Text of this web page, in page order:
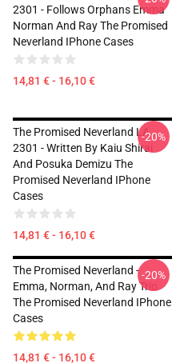
2301 - Follows Orphans Emma
Norman And Ray The Promised
Neverland IPhone Cases
14,81 € - 16,10 €
The Promised Neverland LA
2301 - Written By Kaiu Shirai
And Posuka Demizu The
Promised Neverland IPhone
Cases
14,81 € - 16,10 €
-20%
The Promised Neverland -
Emma, Norman, And Ray Trio
The Promised Neverland IPhone
Cases
14,81 € - 16,10 €
-20%